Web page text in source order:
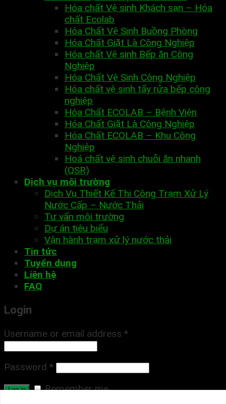
Hóa chất Vệ sinh Khách sạn – Hóa
chất Ecolab
Hóa Chất Vệ Sinh Buồng Phòng
Hóa Chất Giặt Là Công Nghiệp
Hóa chất Vệ sinh Bếp ăn Công
Nghiệp
Hóa Chất Vệ Sinh Công Nghiệp
Hóa chất vệ sinh tẩy rửa bếp công
nghiệp
Hóa Chất ECOLAB – Bệnh Viện
Hóa Chất Giặt Là Công Nghiệp
Hóa Chất ECOLAB – Khu Công
Nghiệp
Hoá chất vệ sinh chuỗi ăn nhanh
(QSR)
Dịch vụ môi trường
Dịch Vụ Thiết Kế Thi Công Trạm Xử Lý
Nước Cấp – Nước Thải
Tư vấn môi trường
Dự án tiêu biểu
Vận hành trạm xử lý nước thải
Tin tức
Tuyển dụng
Liên hệ
FAQ
Login
Username or email address *
Password *
Log in Remember me